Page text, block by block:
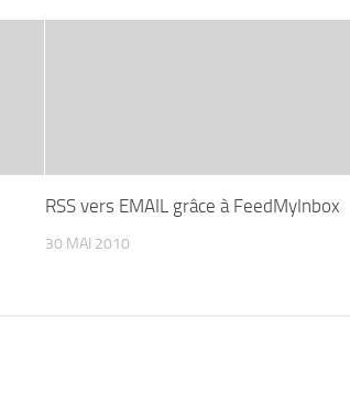
RSS vers EMAIL grâce à FeedMyInbox
30 MAI 2010